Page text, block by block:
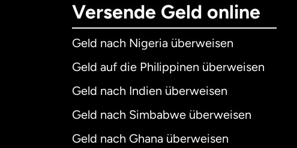
Versende Geld online
Geld nach Nigeria überweisen
Geld auf die Philippinen überweisen
Geld nach Indien überweisen
Geld nach Simbabwe überweisen
Geld nach Ghana überweisen